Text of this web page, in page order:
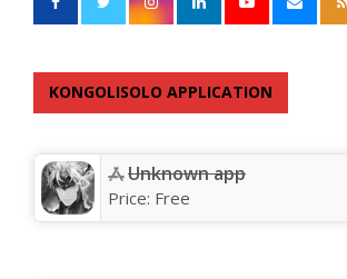
KONGOLISOLO APPLICATION
Unknown app
Price: Free